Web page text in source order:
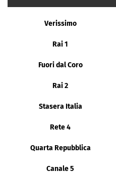
Verissimo
Rai 1
Fuori dal Coro
Rai 2
Stasera Italia
Rete 4
Quarta Repubblica
Canale 5